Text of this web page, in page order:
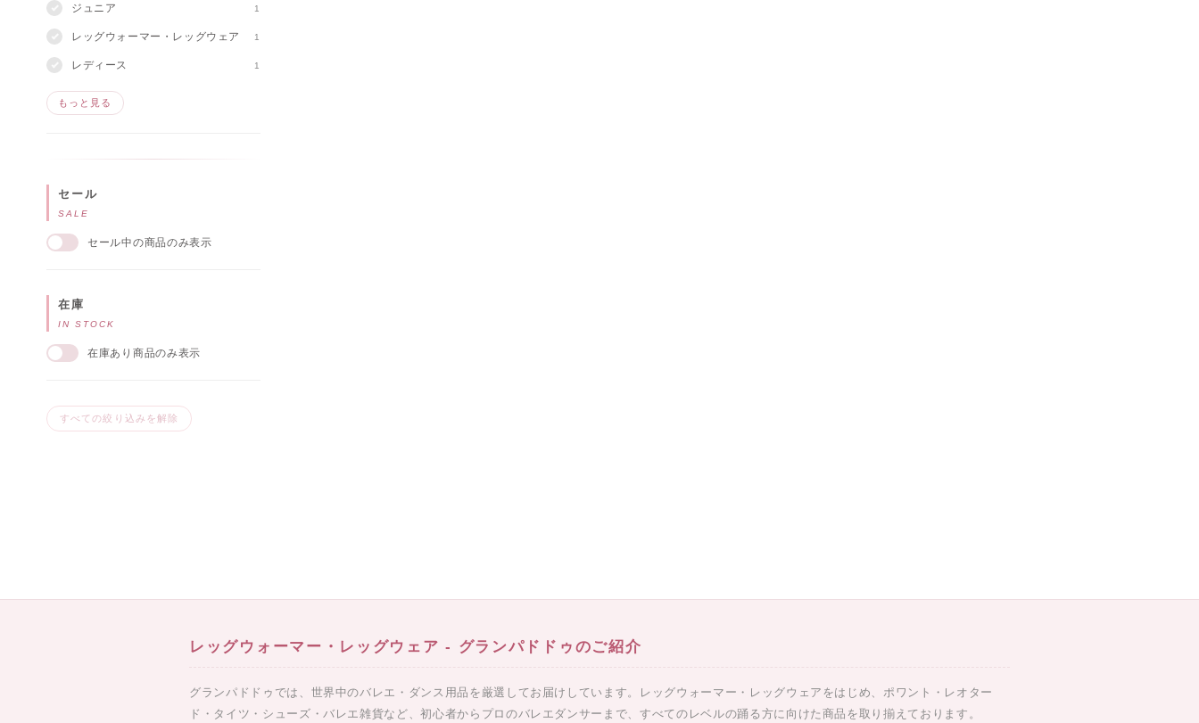
ジュニア 1
レッグウォーマー・レッグウェア 1
レディース 1
もっと見る
セール
SALE
セール中の商品のみ表示
在庫
IN STOCK
在庫あり商品のみ表示
すべての絞り込みを解除
レッグウォーマー・レッグウェア - グランパドドゥのご紹介
グランパドドゥでは、世界中のバレエ・ダンス用品を厳選してお届けしています。レッグウォーマー・レッグウェアをはじめ、ポワント・レオター
ド・タイツ・シューズ・バレエ雑貨など、初心者からプロのバレエダンサーまで、すべてのレベルの踊る方に向けた商品を取り揃えております。